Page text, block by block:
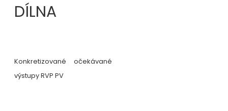
DÍLNA
Konkretizované očekávané
výstupy RVP PV